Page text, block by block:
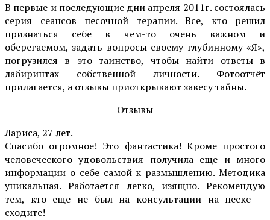
В первые и последующие дни апреля 2011г. состоялась
серия сеансов песочной терапии. Все, кто решил
признаться себе в чем-то очень важном и
оберегаемом, задать вопросы своему глубинному «Я»,
погрузился в это таинство, чтобы найти ответы в
лабиринтах собственной личности. Фотоотчёт
прилагается, а отзывы приоткрывают завесу тайны.
Отзывы
Лариса, 27 лет.
Спасибо огромное! Это фантастика! Кроме простого
человеческого удовольствия получила еще и много
информации о себе самой к размышлению. Методика
уникальная. Работается легко, изящно. Рекомендую
тем, кто еще не был на консультации на песке —
сходите!